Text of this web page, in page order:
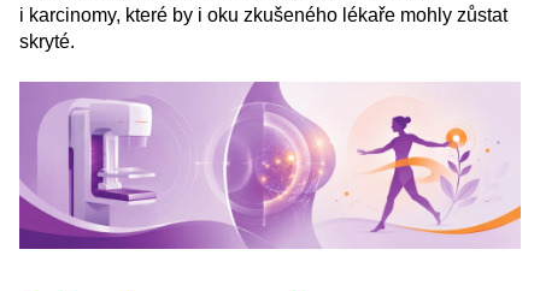
i karcinomy, které by i oku zkušeného lékaře mohly zůstat
skryté.